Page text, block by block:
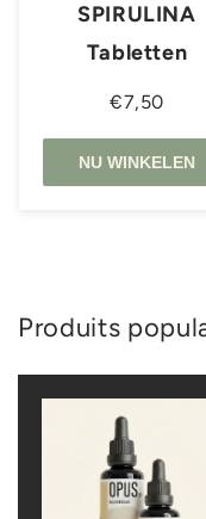
SPIRULINA
Tabletten
€7,50
NU WINKELEN
Produits